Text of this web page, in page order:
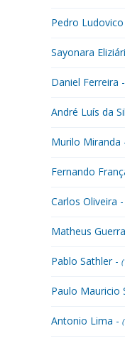
Pedro
Sayonara
Daniel Ferreira -
André Luís da
Murilo Miranda
Fernando
Carlos Oliveira -
Matheus
Pablo Sathler -
Paulo Mauricio
Antonio Lima -